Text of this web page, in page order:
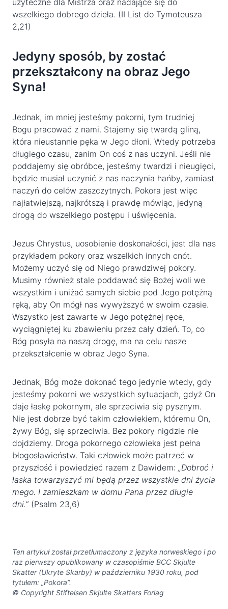
użyteczne dla Mistrza oraz nadające się do
wszelkiego dobrego dzieła. (II List do Tymoteusza
2,21)
Jedyny sposób, by zostać
przekształcony na obraz Jego
Syna!
Jednak, im mniej jesteśmy pokorni, tym trudniej
Bogu pracować z nami. Stajemy się twardą gliną,
która nieustannie pęka w Jego dłoni. Wtedy potrzeba
długiego czasu, zanim On coś z nas uczyni. Jeśli nie
poddajemy się obróbce, jesteśmy twardzi i nieugięci,
będzie musiał uczynić z nas naczynia hańby, zamiast
naczyń do celów zaszczytnych. Pokora jest więc
najłatwiejszą, najkrótszą i prawdę mówiąc, jedyną
drogą do wszelkiego postępu i uświęcenia.
Jezus Chrystus, uosobienie doskonałości, jest dla nas
przykładem pokory oraz wszelkich innych cnót.
Możemy uczyć się od Niego prawdziwej pokory.
Musimy również stale poddawać się Bożej woli we
wszystkim i uniżać samych siebie pod Jego potężną
ręką, aby On mógł nas wywyższyć w swoim czasie.
Wszystko jest zawarte w Jego potężnej ręce,
wyciągniętej ku zbawieniu przez cały dzień. To, co
Bóg posyła na naszą drogę, ma na celu nasze
przekształcenie w obraz Jego Syna.
Jednak, Bóg może dokonać tego jedynie wtedy, gdy
jesteśmy pokorni we wszystkich sytuacjach, gdyż On
daje łaskę pokornym, ale sprzeciwia się pysznym.
Nie jest dobrze być takim człowiekiem, któremu On,
żywy Bóg, się sprzeciwia. Bez pokory nigdzie nie
dojdziemy. Droga pokornego człowieka jest pełna
błogosławieństw. Taki człowiek może patrzeć w
przyszłość i powiedzieć razem z Dawidem: „Dobroć i
łaska towarzyszyć mi będą przez wszystkie dni życia
mego. I zamieszkam w domu Pana przez długie
dni.” (Psalm 23,6)
Ten artykuł został przetłumaczony z języka norweskiego i po
raz pierwszy opublikowany w czasopiśmie BCC Skjulte
Skatter (Ukryte Skarby) w październiku 1930 roku, pod
tytułem: „Pokora”.
© Copyright Stiftelsen Skjulte Skatters Forlag